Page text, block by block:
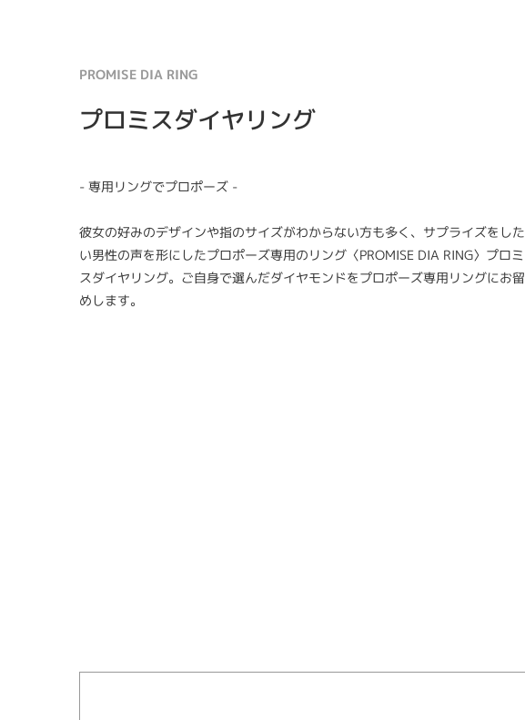
PROMISE DIA RING
プロミスダイヤリング
- 専用リングでプロポーズ -
彼女の好みのデザインや指のサイズがわからない方も多く、サプライズをした
い男性の声を形にしたプロポーズ専用のリング〈PROMISE DIA RING〉プロミ
スダイヤリング。ご自身で選んだダイヤモンドをプロポーズ専用リングにお留
めします。